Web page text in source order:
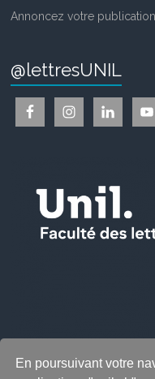
En poursuivant votre
Annoncez votre
@lettresUNIL